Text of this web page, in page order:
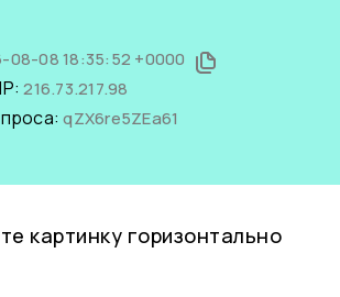
08-08 18:35:52 +0000
216.73.217.98
qZX6re5ZEa61
картинку горизонтально